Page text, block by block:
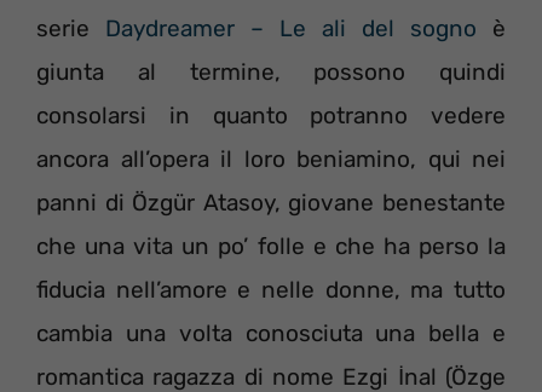
serie Daydreamer – Le ali del sogno è
giunta al termine, possono quindi
consolarsi in quanto potranno vedere
ancora all’opera il loro beniamino, qui nei
panni di Özgür Atasoy, giovane benestante
che una vita un po’ folle e che ha perso la
fiducia nell’amore e nelle donne, ma tutto
cambia una volta conosciuta una bella e
romantica ragazza di nome Ezgi İnal (Özge